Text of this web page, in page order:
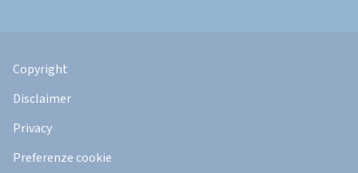
Legali
Copyright
Disclaimer
Privacy
Preferenze cookie